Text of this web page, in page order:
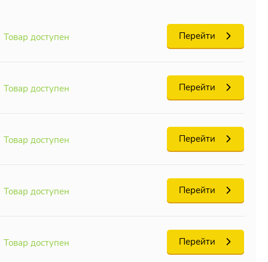
так,
и
Товар доступен Перейти
Товар доступен Перейти
Товар доступен Перейти
Товар доступен Перейти
Товар доступен Перейти